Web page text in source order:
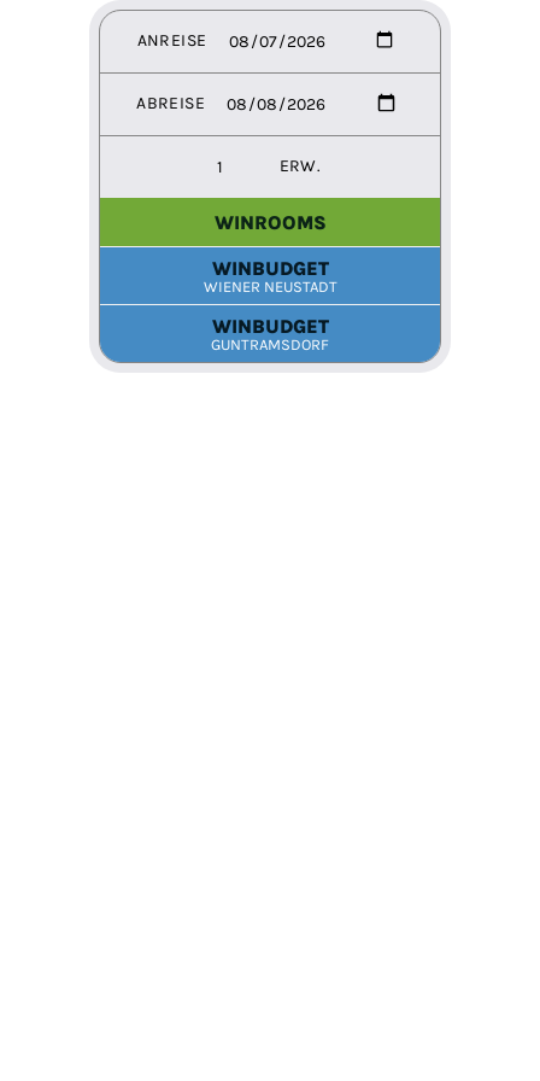
ANREISE
ABREISE
ERW.
WINROOMS
WINBUDGET
WIENER NEUSTADT
WINBUDGET
GUNTRAMSDORF